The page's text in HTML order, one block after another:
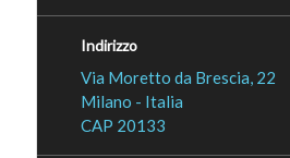
Indirizzo
Via Moretto da Brescia, 22
Milano - Italia
CAP 20133